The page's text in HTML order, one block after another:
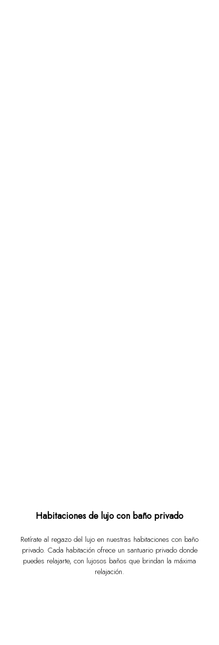
Habitaciones de lujo con baño privado
Retírate al regazo del lujo en nuestras habitaciones con baño
privado. Cada habitación ofrece un santuario privado donde
puedes relajarte, con lujosos baños que brindan la máxima
relajación.